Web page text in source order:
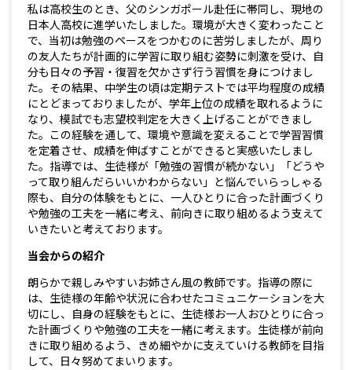
私は高校生のとき、父のシンガポール赴任に帯同し、現地の
日本人高校に進学いたしました。環境が大きく変わったこと
で、当初は勉強のペースをつかむのに苦労しましたが、周り
の友人たちが計画的に学習に取り組む姿勢に刺激を受け、自
分も日々の予習・復習を欠かさず行う習慣を身につけまし
た。その結果、中学生の頃は定期テストでは平均程度の成績
にとどまっておりましたが、学年上位の成績を取れるように
なり、模試でも志望校判定を大きく上げることができまし
た。この経験を通して、環境や意識を変えることで学習習慣
を定着させ、成績を伸ばすことができると実感いたしまし
た。指導では、生徒様が「勉強の習慣が続かない」「どうや
って取り組んだらいいかわからない」と悩んでいらっしゃる
際も、自分の体験をもとに、一人ひとりに合った計画づくり
や勉強の工夫を一緒に考え、前向きに取り組めるよう支えて
いきたいと考えております。
当会からの紹介
朗らかで親しみやすいお姉さん風の教師です。指導の際に
は、生徒様の年齢や状況に合わせたコミュニケーションを大
切にし、自身の経験をもとに、生徒様お一人おひとりに合っ
た計画づくりや勉強の工夫を一緒に考えます。生徒様が前向
きに取り組めるよう、きめ細やかに支えていける教師を目指
して、日々努めてまいります。